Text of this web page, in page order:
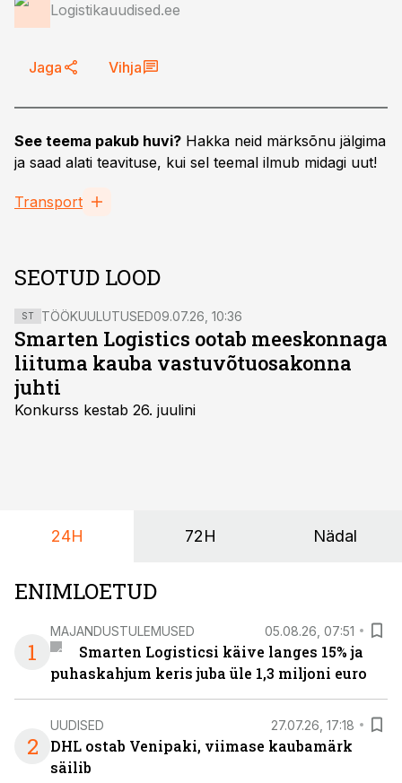
Logistikauudised.ee
Jaga Vihja
See teema pakub huvi? Hakka neid märksõnu jälgima
ja saad alati teavituse, kui sel teemal ilmub midagi uut!
Transport
SEOTUD LOOD
ST TÖÖKUULUTUSED09.07.26, 10:36
Smarten Logistics ootab meeskonnaga
liituma kauba vastuvõtuosakonna
juhti
Konkurss kestab 26. juulini
24H 72H Nädal
ENIMLOETUD
1
MAJANDUSTULEMUSED 05.08.26, 07:51
Smarten Logisticsi käive langes 15% ja
puhaskahjum keris juba üle 1,3 miljoni euro
2
UUDISED 27.07.26, 17:18
DHL ostab Venipaki, viimase kaubamärk
säilib